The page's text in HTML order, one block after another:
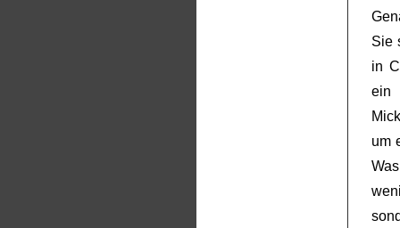
Sie
in
ein
um